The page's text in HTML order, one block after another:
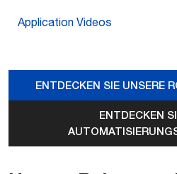
Application Videos
ENTDECKEN SIE UNSERE
ENTDECKEN